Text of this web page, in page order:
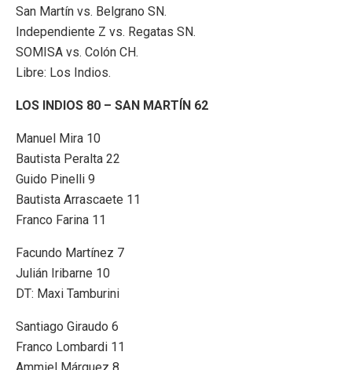
San Martín vs. Belgrano SN.
Independiente Z vs. Regatas SN.
SOMISA vs. Colón CH.
Libre: Los Indios.
LOS INDIOS 80 – SAN MARTÍN 62
Manuel Mira 10
Bautista Peralta 22
Guido Pinelli 9
Bautista Arrascaete 11
Franco Farina 11
Facundo Martínez 7
Julián Iribarne 10
DT: Maxi Tamburini
Santiago Giraudo 6
Franco Lombardi 11